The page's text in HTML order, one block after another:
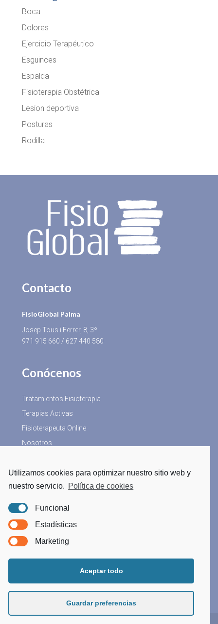
Utilizamos cookies para optimizar nuestro sitio web y
nuestro servicio. Política de cookies
Funcional
Estadísticas
Marketing
Aceptar todo
Guardar preferencias
Boca
Dolores
Ejercicio Terapéutico
Esguinces
Espalda
Fisioterapia Obstétrica
Lesion deportiva
Posturas
Rodilla
Contacto
FisioGlobal Palma
Josep Tous i Ferrer, 8, 3º
971 915 660 / 627 440 580
Conócenos
Tratamientos Fisioterapia
Terapias Activas
Fisioterapeuta Online
Nosotros
Más Información
Blog
Aviso Legal
Política de Cookies